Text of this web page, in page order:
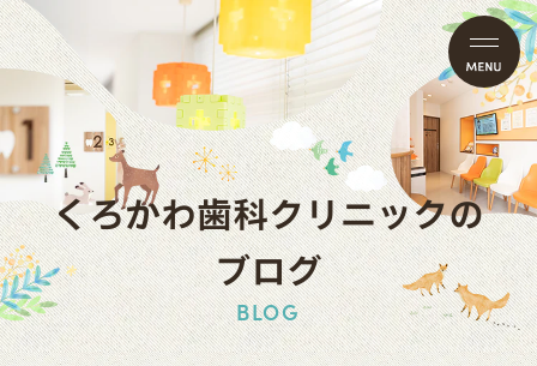
くろかわ歯科クリニックの
ブログ
BLOG